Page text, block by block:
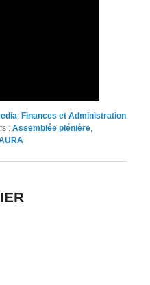
, Finances et Administration
: Assemblée plénière,